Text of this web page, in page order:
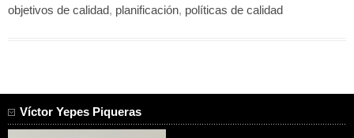
objetivos de calidad, planificación, políticas de calidad
Víctor Yepes Piqueras